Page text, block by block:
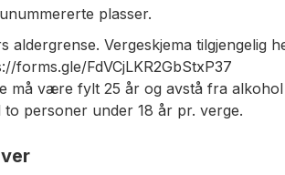
plasser.
aldergrense. Vergeskjema tilgjengelig
forms.gle/FdVCjLKR2GbStxP37
må være fylt 25 år og avstå fra
to personer under 18 år pr. verge.